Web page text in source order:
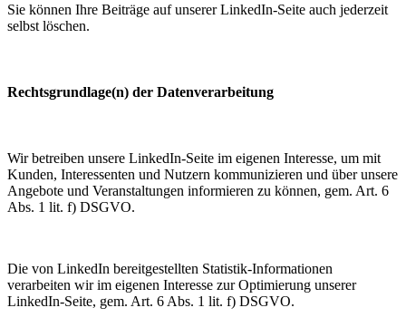
Sie können Ihre Beiträge auf unserer LinkedIn-Seite auch jederzeit
selbst löschen.
Rechtsgrundlage(n) der Datenverarbeitung
Wir betreiben unsere LinkedIn-Seite im eigenen Interesse, um mit
Kunden, Interessenten und Nutzern kommunizieren und über unsere
Angebote und Veranstaltungen informieren zu können, gem. Art. 6
Abs. 1 lit. f) DSGVO.
Die von LinkedIn bereitgestellten Statistik-Informationen
verarbeiten wir im eigenen Interesse zur Optimierung unserer
LinkedIn-Seite, gem. Art. 6 Abs. 1 lit. f) DSGVO.